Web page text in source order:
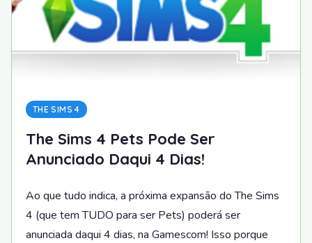
THE SIMS 4
The Sims 4 Pets Pode Ser
Anunciado Daqui 4 Dias!
Ao que tudo indica, a próxima expansão do The Sims
4 (que tem TUDO para ser Pets) poderá ser
anunciada daqui 4 dias, na Gamescom! Isso porque